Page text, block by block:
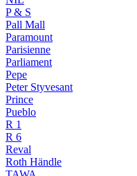
P & S
Pall Mall
Paramount
Parisienne
Parliament
Pepe
Peter Styvesant
Prince
Pueblo
R 1
R 6
Reval
Roth Händle